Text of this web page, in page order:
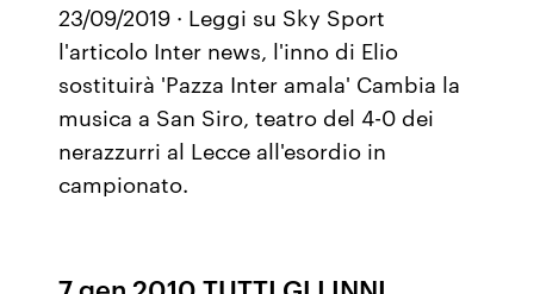
23/09/2019 · Leggi su Sky Sport
l'articolo Inter news, l'inno di Elio
sostituirà 'Pazza Inter amala' Cambia la
musica a San Siro, teatro del 4-0 dei
nerazzurri al Lecce all'esordio in
campionato.